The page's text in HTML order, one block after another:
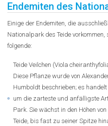
Endemiten des
Einige der Endemiten, die
Nationalpark des Teide vorkommen,
folgende:
Teide Veilchen (Viola
Diese Pflanze wurde von
Humboldt beschrieben; es handelt
um die zarteste und anfälligste
Park. Sie wächst in den Höhen
Teide, bis fast zu seiner Spitze